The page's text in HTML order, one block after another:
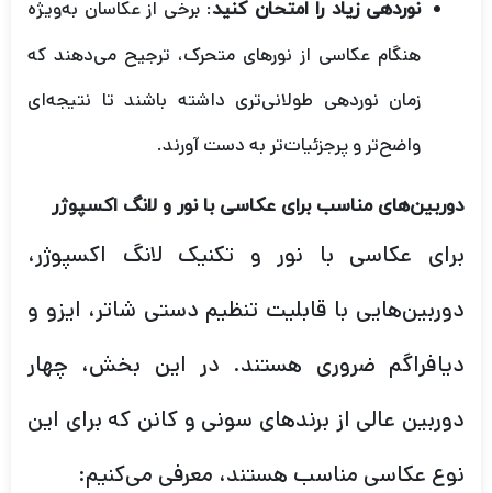
نوردهی زیاد را امتحان کنید: برخی از عکاسان به‌ویژه
هنگام عکاسی از نورهای متحرک، ترجیح می‌دهند که
زمان نوردهی طولانی‌تری داشته باشند تا نتیجه‌ای
واضح‌تر و پرجزئیات‌تر به دست آورند.
دوربین‌های مناسب برای عکاسی با نور و لانگ اکسپوژر
برای عکاسی با نور و تکنیک لانگ اکسپوژر،
دوربین‌هایی با قابلیت تنظیم دستی شاتر، ایزو و
دیافراگم ضروری هستند. در این بخش، چهار
دوربین عالی از برندهای سونی و کانن که برای این
نوع عکاسی مناسب هستند، معرفی می‌کنیم: